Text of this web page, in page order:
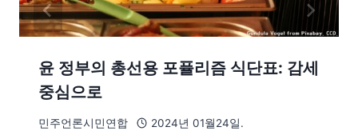
윤 정부의 총선용 포퓰리즘 식단표: 감세
중심으로
민주언론시민연합 2024년 01월24일.